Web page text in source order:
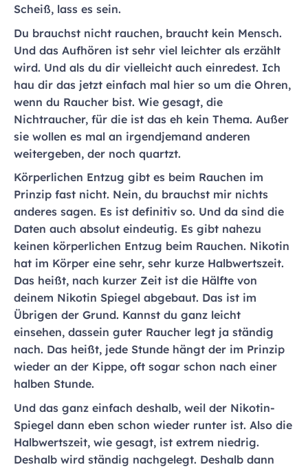
Scheiß, lass es sein.
Du brauchst nicht rauchen, braucht kein Mensch.
Und das Aufhören ist sehr viel leichter als erzählt
wird. Und als du dir vielleicht auch einredest. Ich
hau dir das jetzt einfach mal hier so um die Ohren,
wenn du Raucher bist. Wie gesagt, die
Nichtraucher, für die ist das eh kein Thema. Außer
sie wollen es mal an irgendjemand anderen
weitergeben, der noch quartzt.
Körperlichen Entzug gibt es beim Rauchen im
Prinzip fast nicht. Nein, du brauchst mir nichts
anderes sagen. Es ist definitiv so. Und da sind die
Daten auch absolut eindeutig. Es gibt nahezu
keinen körperlichen Entzug beim Rauchen. Nikotin
hat im Körper eine sehr, sehr kurze Halbwertszeit.
Das heißt, nach kurzer Zeit ist die Hälfte von
deinem Nikotin Spiegel abgebaut. Das ist im
Übrigen der Grund. Kannst du ganz leicht
einsehen, dassein guter Raucher legt ja ständig
nach. Das heißt, jede Stunde hängt der im Prinzip
wieder an der Kippe, oft sogar schon nach einer
halben Stunde.
Und das ganz einfach deshalb, weil der Nikotin-
Spiegel dann eben schon wieder runter ist. Also die
Halbwertszeit, wie gesagt, ist extrem niedrig.
Deshalb wird ständig nachgelegt. Deshalb dann